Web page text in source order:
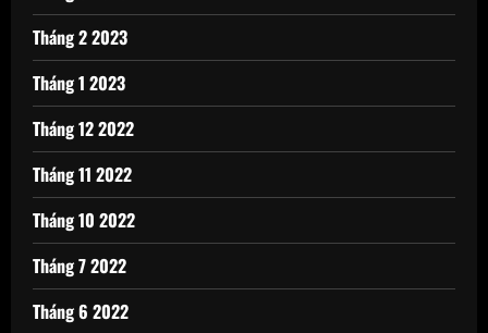
Tháng 2 2023
Tháng 1 2023
Tháng 12 2022
Tháng 11 2022
Tháng 10 2022
Tháng 7 2022
Tháng 6 2022